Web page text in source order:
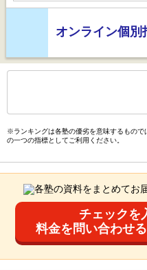
オンライン個別
※ランキングは各塾の優劣を意味するもの
の一つの指標としてご利用ください。
チェックを
料金を問い合わせ